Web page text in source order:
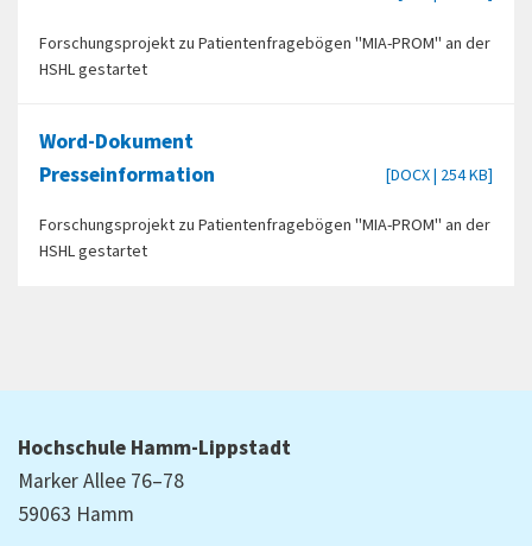
Forschungsprojekt zu Patientenfragebögen "MIA-PROM" an der
HSHL gestartet
Word-Dokument
Presseinformation
[DOCX | 254 KB]
Forschungsprojekt zu Patientenfragebögen "MIA-PROM" an der
HSHL gestartet
Hochschule Hamm-Lippstadt
Marker Allee 76–78
59063 Hamm